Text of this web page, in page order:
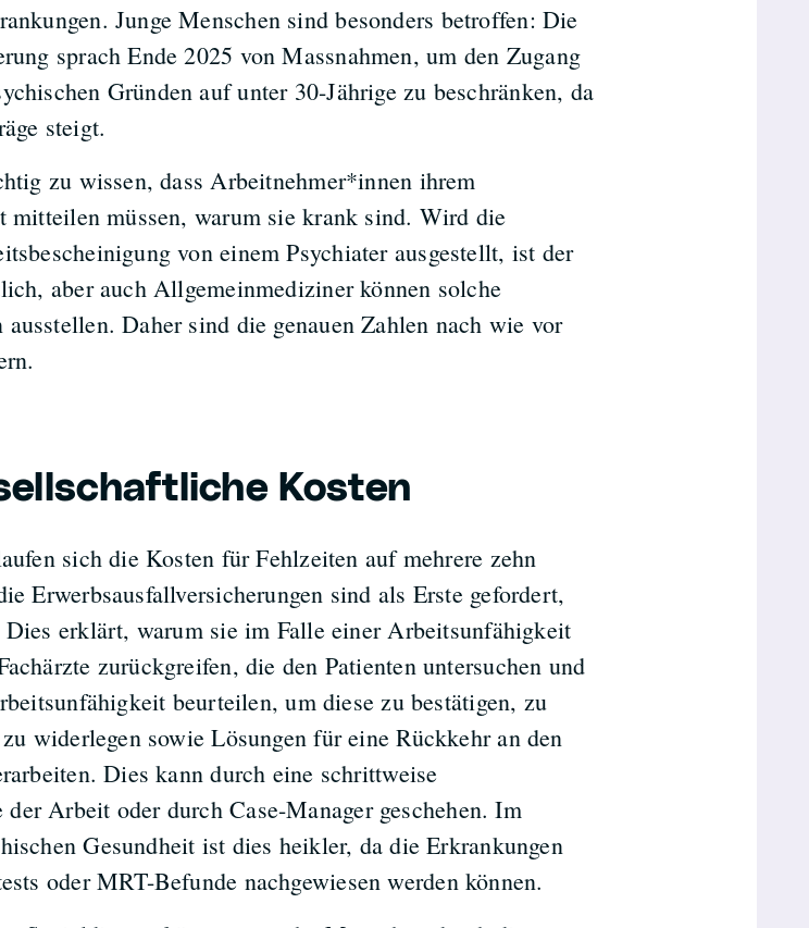
Junge Menschen sind besonders betroffen: Die
sprach Ende 2025 von Massnahmen, um den Zugang
Gründen auf unter 30-Jährige zu beschränken, da
steigt.
zu wissen, dass Arbeitnehmer*innen ihrem
mitteilen müssen, warum sie krank sind. Wird die
von einem Psychiater ausgestellt, ist der
aber auch Allgemeinmediziner können solche
ausstellen. Daher sind die genauen Zahlen nach wie vor
Kosten
sich die Kosten für Fehlzeiten auf mehrere zehn
Erwerbsausfallversicherungen sind als Erste gefordert,
Dies erklärt, warum sie im Falle einer Arbeitsunfähigkeit
zurückgreifen, die den Patienten untersuchen und
beurteilen, um diese zu bestätigen, zu
widerlegen sowie Lösungen für eine Rückkehr an den
Dies kann durch eine schrittweise
Arbeit oder durch Case-Manager geschehen. Im
Gesundheit ist dies heikler, da die Erkrankungen
oder MRT-Befunde nachgewiesen werden können.